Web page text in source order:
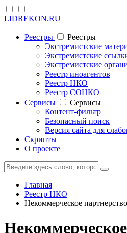
LIDREKON.RU
Реестры
Реестры
Экстремистские
Экстремистские
Экстремистские
Реестр иноагентов
Реестр НКО
Реестр СОНКО
Cервисы
Cервисы
Контент-фильтр
Безопасный поиск
Версия сайта для
Скрипты
О проекте
Главная
Реестр НКО
Некоммерческое